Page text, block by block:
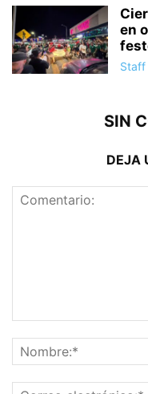
en
Staff
SIN
DEJA